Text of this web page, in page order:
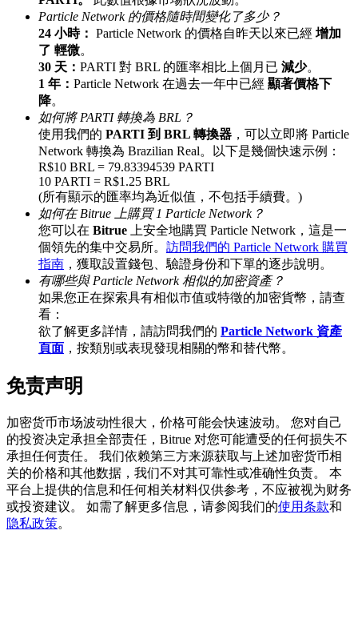
邀请好友
邀請朋友獲得現金獎勵
充值CASHCAT & 赢取
充值CASHCAT & 赢取
瓜分 500000 CASHCAT 獎池
BitMart 用戶遷移專享
註冊&交易贏 500,000 USDT
貴金屬財富季 · 交易巔峰賽
抽獎衝榜 · 贏33,333 USDT
Particle Network 的價格隨時間變化了多少？
24 小時： Particle Network 的價格自昨天以來已經 增加
了 輕微。
30 天： PARTI 對 BRL 的匯率相比上個月已 減少。
1 年： Particle Network 在過去一年中已經 顯著價格下
降。
如何將 PARTI 轉換為 BRL？
使用我們的 PARTI 到 BRL 轉換器 ，可以立即將 Particle
Network 轉換為 Brazilian Real。以下是幾個快速示例：
R$10 BRL = 79.83394539 PARTI
10 PARTI = R$1.25 BRL
(所有顯示的匯率均為近似值，不包括手續費。)
如何在 Bitrue 上購買 1 Particle Network？
您可以在 Bitrue 上安全地購買 Particle Network，這是一
個領先的集中交易所。 訪問我們的 Particle Network 購買
指南 ，獲取設置錢包、驗證身份和下單的逐步說明。
有哪些與 Particle Network 相似的加密資產？
如果您正在探索具有相似市值或特徵的加密貨幣，請查
看：
欲了解更多詳情，請訪問我們的 Particle Network 資產
頁面 ，按類別或表現發現相關的幣和替代幣。
免责声明
加密货币市场波动性很大，价格可能会快速波动。 您对自己
的投资决定承担全部责任，Bitrue 对您可能遭受的任何损失不
承担任何责任。 我们依赖第三方来源获取与上述加密货币相
关的价格和其他数据，我们不对其可靠性或准确性负责。 本
平台上提供的信息和任何相关材料仅供参考，不应被视为财务
或投资建议。 如需了解更多信息，请参阅我们的使用条款和
隐私政策。